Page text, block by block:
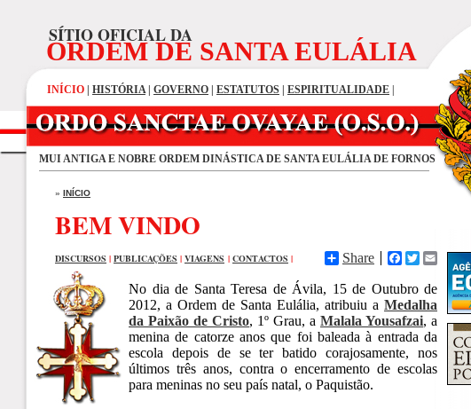
ORDEM DE SANTA EULÁLIA
MUI ANTIGA E NOBRE ORDEM DINÁSTICA DE SANTA EULÁLIA DE FORNOS
INÍCIO HISTÓRIA| GOVERNO ESTATUTOS ESPIRITUALIDADE
SÍTIO OFICIAL DA
BEM VINDO
DISCURSOS | PUBLICAÇÕES | VIAGENS | CONTACTOS |
» INÍCIO
Share Facebook
Twitter
Email
No dia de Santa Teresa de Ávila, 15 de Outubro de
2012, a Ordem de Santa Eulália, atribuiu a Medalha
da Paixão de Cristo, 1º Grau, a Malala Yousafzai, a
menina de catorze anos que foi baleada à entrada da
escola depois de se ter batido corajosamente, nos
últimos três anos, contra o encerramento de escolas
para meninas no seu país natal, o Paquistão.